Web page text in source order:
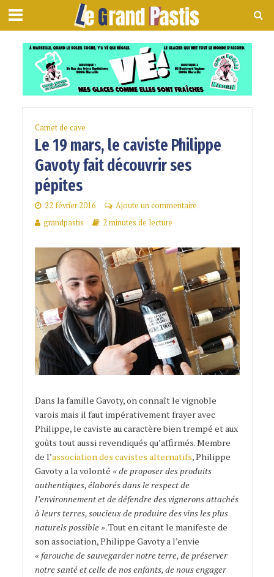
Carnet de cave
Le 19 mars, le caviste Philippe
Gavoty fait découvrir ses
pépites
22 février 2016
Ajoute un commentaire
grandpastis
2 minutes de lecture
Dans la famille Gavoty, on connaît le vignoble
varois mais il faut impérativement frayer avec
Philippe, le caviste au caractère bien trempé et aux
goûts tout aussi revendiqués qu’affirmés. Membre
de l’association des cavistes alternatifs, Philippe
Gavoty a la volonté « de proposer des produits
authentiques, élaborés dans le respect de
l’environnement et de défendre des vignerons attachés
à leurs terres, soucieux de produire des vins les plus
naturels possible ». Tout en citant le manifeste de
son association, Philippe Gavoty a l’envie
« farouche de sauvegarder notre terre, de préserver
notre santé et celle de nos enfants, de nous engager